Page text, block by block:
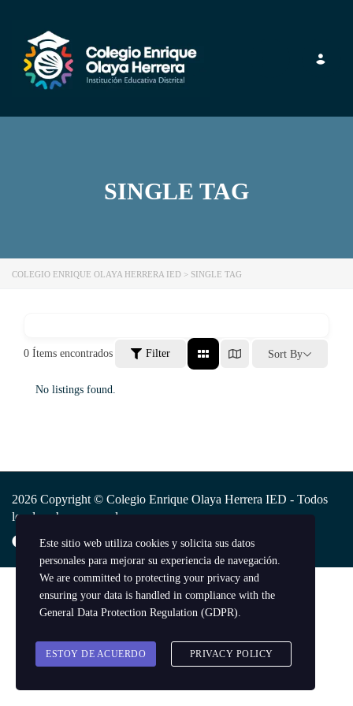
Toggle
SINGLE TAG
COLEGIO ENRIQUE OLAYA HERRERA IED > SINGLE TAG
0 Ítems encontrados Filter Sort By
No listings found.
2026 Copyright © Colegio Enrique Olaya Herrera IED - Todos
los derechos reservados.
Este sitio web utiliza cookies y solicita sus datos
personales para mejorar su experiencia de navegación.
We are committed to protecting your privacy and
ensuring your data is handled in compliance with the
General Data Protection Regulation (GDPR).
ESTOY DE ACUERDO PRIVACY POLICY